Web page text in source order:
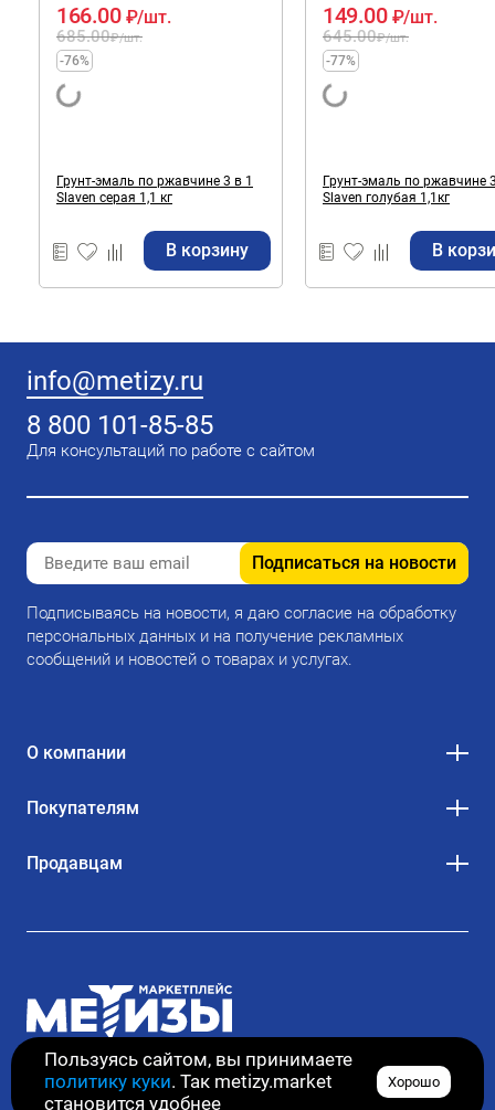
Пользуясь сайтом, вы принимаете
политику куки. Так metizy.market
становится удобнее
Хорошо
685.00₽/шт.
166.00 ₽/шт.
-76%
Грунт-эмаль по ржавчине 3 в 1
Slaven серая 1,1 кг
В корзину
645.00₽/шт.
149.00 ₽/шт.
-77%
Грунт-эмаль по ржавчине
Slaven голубая 1,1кг
В
info@metizy.ru
8 800 101-85-85
Для консультаций по работе с сайтом
Подписаться на новости
Подписываясь на новости, я даю согласие на обработку
персональных данных и на получение рекламных
сообщений и новостей о товарах и услугах.
© 2020–2026. Все права защищены
О компании
Покупателям
Продавцам